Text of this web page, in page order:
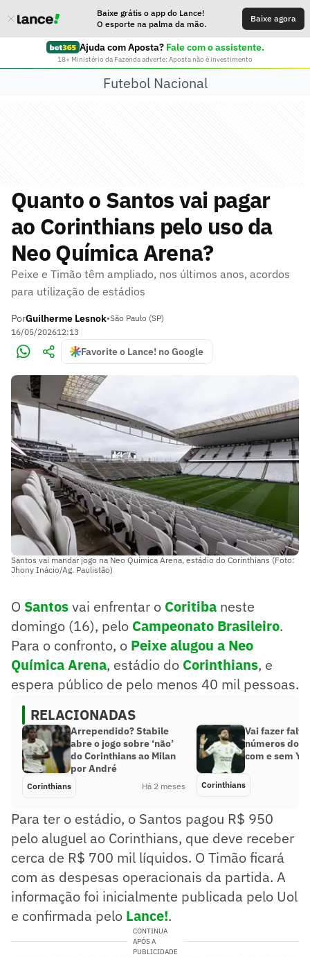
Baixe grátis o app do Lance!
O esporte na palma da mão.
Baixe agora
Ajuda com Aposta? Fale com o assistente.
18+ Ministério da Fazenda adverte: Aposta não é investimento
Futebol Nacional
Quanto o Santos vai pagar
ao Corinthians pelo uso da
Neo Química Arena?
Peixe e Timão têm ampliado, nos últimos anos, acordos
para utilização de estádios
PorGuilherme Lesnok•São Paulo (SP)
16/05/202612:13
Favorite o Lance! no Google
Santos vai mandar jogo na Neo Química Arena, estádio do Corinthians (Foto:
Jhony Inácio/Ag. Paulistão)
O Santosvai enfrentar o Coritiba neste
domingo (16), pelo Campeonato Brasileiro.
Para o confronto, o Peixe alugou a Neo
Química Arena, estádio do Corinthians, e
espera público de pelo menos 40 mil pessoas.
RELACIONADAS
Arrependido? Stabile
abre o jogo sobre ‘não’
do Corinthians ao Milan
por André
Corinthians Há 2 meses
Vai fazer
números do
com e sem
Corinthians
Para ter o estádio, o Santos pagou R$ 950
pelo aluguel ao Corinthians, que deve receber
cerca de R$ 700 mil líquidos. O Timão ficará
com as despesas operacionais da partida. A
informação foi inicialmente publicada pelo Uol
e confirmada pelo Lance!.
CONTINUA
APÓS A
PUBLICIDADE